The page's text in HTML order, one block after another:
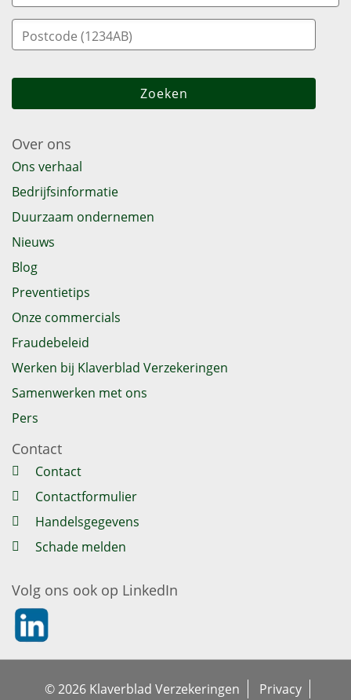
Over ons
Ons verhaal
Bedrijfsinformatie
Duurzaam ondernemen
Nieuws
Blog
Preventietips
Onze commercials
Fraudebeleid
Werken bij Klaverblad Verzekeringen
Samenwerken met ons
Pers
Contact
Contact
Contactformulier
Handelsgegevens
Schade melden
Volg ons ook op LinkedIn
https://nl.linkedin.com/company/klaverblad-
© 2026 Klaverblad Verzekeringen Privacy